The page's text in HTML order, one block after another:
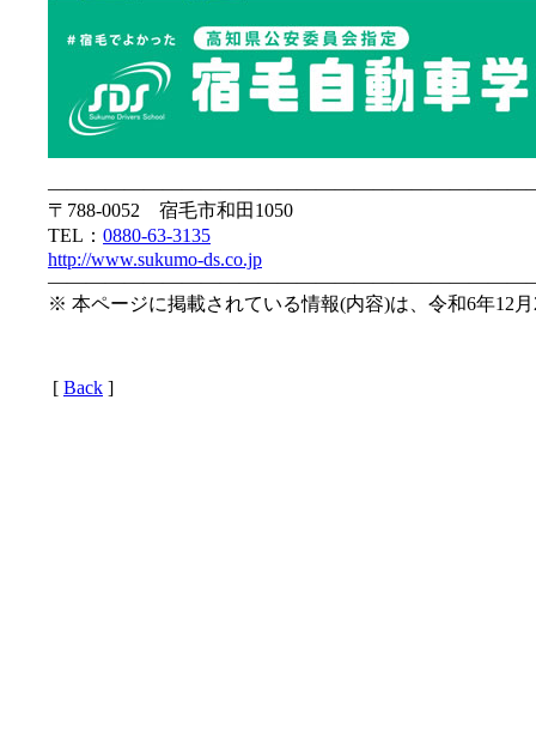
〒788-0052 宿毛市和田1050
TEL： 0880-63-3135
http://www.sukumo-ds.co.jp
※ 本ページに掲載されている情報(内容)は、令和6年12
[ Back ]